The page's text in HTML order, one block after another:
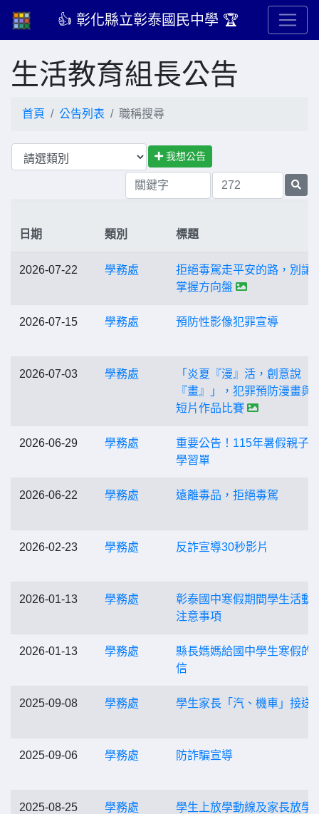
👍 彰化縣立彰泰國民中學 🏆
生活教育組長公告
首頁 公告列表 職稱搜尋
我想公告
日期 類別 標題
2026-07-22 學務處
拒絕毒駕走平安的路，別讓
掌握方向盤
2026-07-15 學務處 預防性影像犯罪宣導
2026-07-03 學務處
「炎夏『漫』活，創意說
『畫』」，犯罪預防漫畫與
短片作品比賽
2026-06-29 學務處
重要公告！115年暑假親子
學習單
2026-06-22 學務處 遠離毒品，拒絕毒駕
2026-02-23 學務處 反詐宣導30秒影片
2026-01-13 學務處
彰泰國中寒假期間學生活動
注意事項
2026-01-13 學務處
縣長媽媽給國中學生寒假的
信
2025-09-08 學務處 學生家長「汽、機車」接送
2025-09-06 學務處 防詐騙宣導
2025-08-25 學務處
學生上放學動線及家長放學